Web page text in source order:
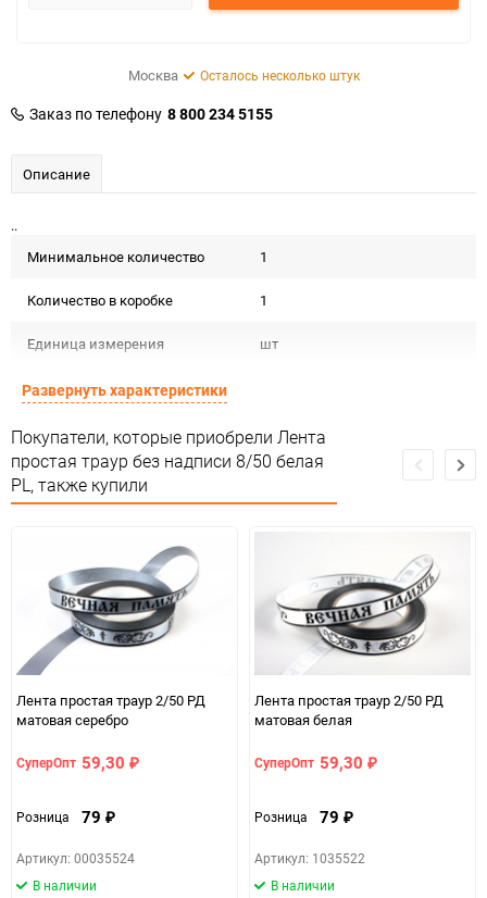
Москва Осталось несколько штук
Заказ по телефону 8 800 234 5155
Описание
..
Минимальное количество
1
Количество в коробке 1
Единица измерения шт
Развернуть характеристики
Покупатели, которые приобрели Лента
простая траур без надписи 8/50 белая
PL, также купили
Лента простая траур 2/50 РД
матовая серебро
СуперОпт 59,30 ₽
Розница 79 ₽
Артикул: 00035524
В наличии
Лента простая траур 2/50 РД
матовая белая
СуперОпт 59,30 ₽
Розница 79 ₽
Артикул: 1035522
В наличии